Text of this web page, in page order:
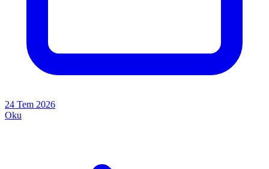
24 Tem 2026
Oku